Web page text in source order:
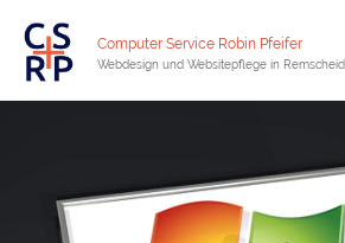
Computer Service Robin Pfeifer
Webdesign und Websitepflege in Remscheid